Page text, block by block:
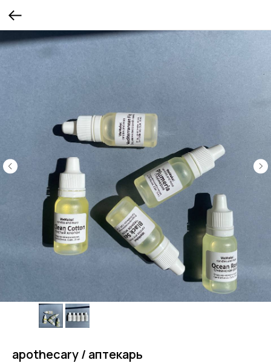
apothecary / аптекарь